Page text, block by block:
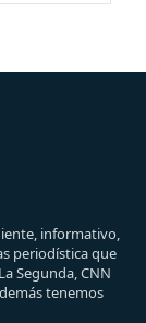
informativo,
periodística que
Segunda, CNN
tenemos